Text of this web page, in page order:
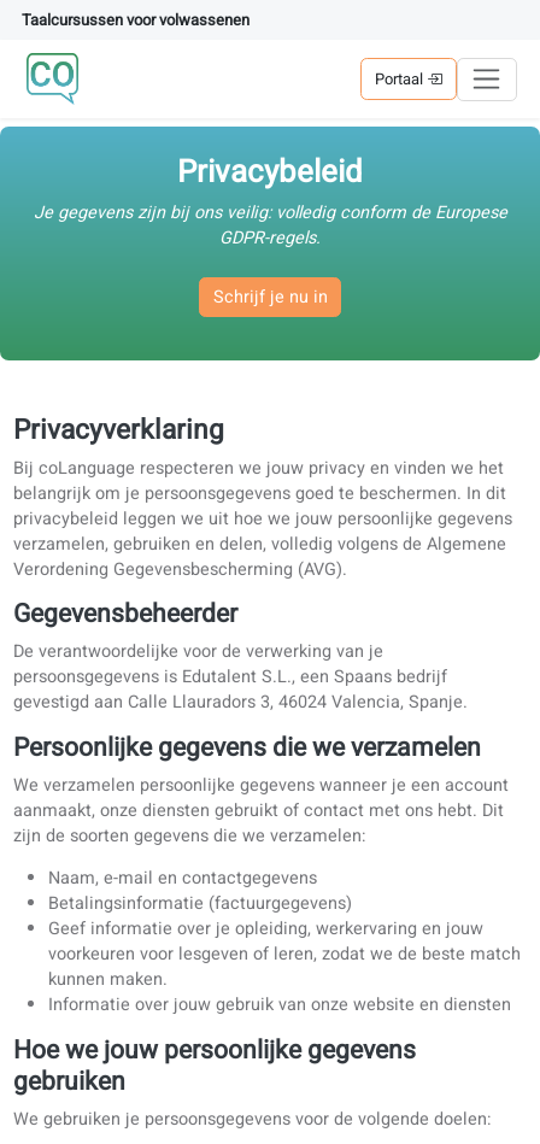
Taalcursussen voor volwassenen
Portaal
Privacybeleid
Je gegevens zijn bij ons veilig: volledig conform de
Privacyverklaring
Bij coLanguage respecteren we jouw privacy en vinden we
belangrijk om je persoonsgegevens goed te beschermen.
privacybeleid leggen we uit hoe we jouw persoonlijke
verzamelen, gebruiken en delen, volledig volgens de
Verordening Gegevensbescherming (AVG).
Gegevensbeheerder
persoonsgegevens is Edutalent S.L., een Spaans bedrijf
gevestigd aan Calle Llauradors 3, 46024 Valencia, Spanje.
Persoonlijke gegevens die we verzamelen
We verzamelen persoonlijke gegevens wanneer je een
aanmaakt, onze diensten gebruikt of contact met ons hebt.
zijn de soorten gegevens die we verzamelen:
Naam, e-mail en contactgegevens
Betalingsinformatie (factuurgegevens)
Geef informatie over je opleiding, werkervaring en jouw
voorkeuren voor lesgeven of leren, zodat we de beste
kunnen maken.
Informatie over jouw gebruik van onze website en